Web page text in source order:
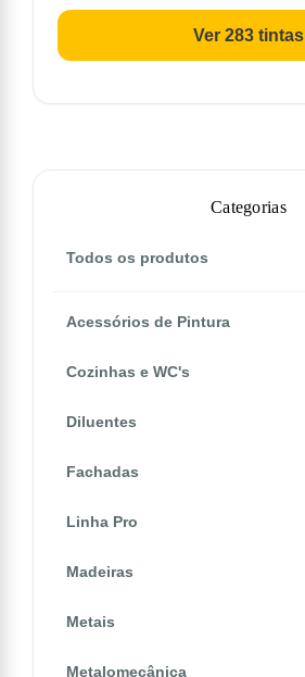
Ver 283 tintas
Categorias
Todos os produtos
Acessórios de Pintura
Cozinhas e WC's
Diluentes
Fachadas
Linha Pro
Madeiras
Metais
Metalomecânica